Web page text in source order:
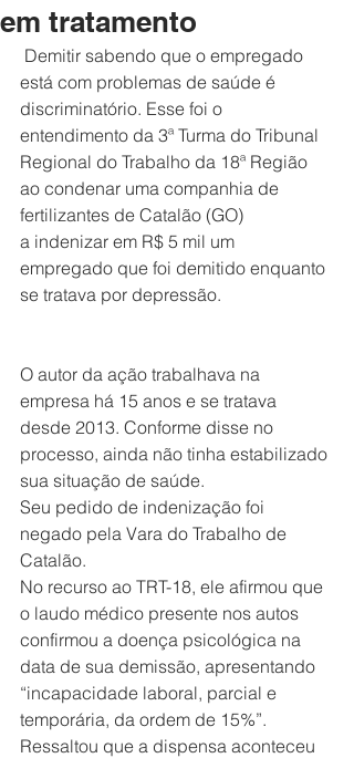
em tratamento
está com problemas de saúde é
discriminatório. Esse foi o
entendimento da 3ª Turma do Tribunal
Regional do Trabalho da 18ª Região
ao condenar uma companhia de
fertilizantes de Catalão (GO)
a indenizar em R$ 5 mil um
empregado que foi demitido enquanto
se tratava por depressão.
O autor da ação trabalhava na
empresa há 15 anos e se tratava
desde 2013. Conforme disse no
processo, ainda não tinha estabilizado
sua situação de saúde.
Seu pedido de indenização foi
negado pela Vara do Trabalho de
Catalão.
No recurso ao TRT-18, ele afirmou que
o laudo médico presente nos autos
confirmou a doença psicológica na
data de sua demissão, apresentando
“incapacidade laboral, parcial e
temporária, da ordem de 15%”.
Ressaltou que a dispensa aconteceu